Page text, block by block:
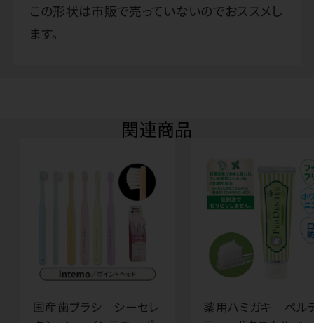
この形状は市販で売っていないのでおススメし
ます。
関連商品
国産歯ブラシ シーセレ
薬用ハミガキ ペル